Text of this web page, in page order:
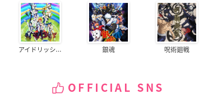
アイドリッシ... 銀魂 呪術廻戦
OFFICIAL SNS